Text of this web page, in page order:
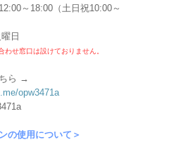
～18:00（土日祝10:00～
日
せ窓口は設けておりません。
ら →
opw3471a
の使用について＞